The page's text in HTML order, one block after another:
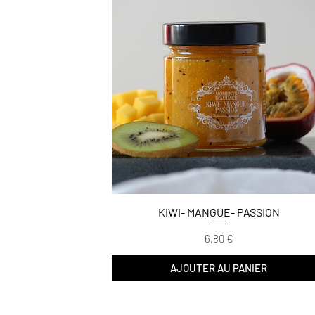
KIWI- MANGUE- PASSION
Prix
6,80 €
AJOUTER AU PANIER